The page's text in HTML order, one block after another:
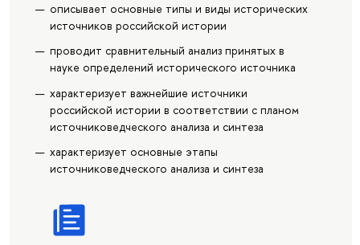
описывает основные типы и виды исторических
источников российской истории
проводит сравнительный анализ принятых в
науке определений исторического источника
характеризует важнейшие источники
российской истории в соответствии с планом
источниковедческого анализа и синтеза
характеризует основные этапы
источниковедческого анализа и синтеза